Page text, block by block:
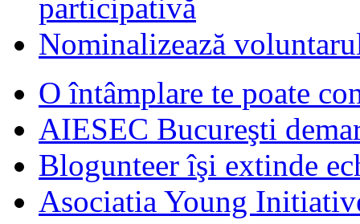
participativă
Nominalizează
O întâmplare te poate
AIESEC Bucureşti
Blogunteer îşi extinde
Asociatia Young